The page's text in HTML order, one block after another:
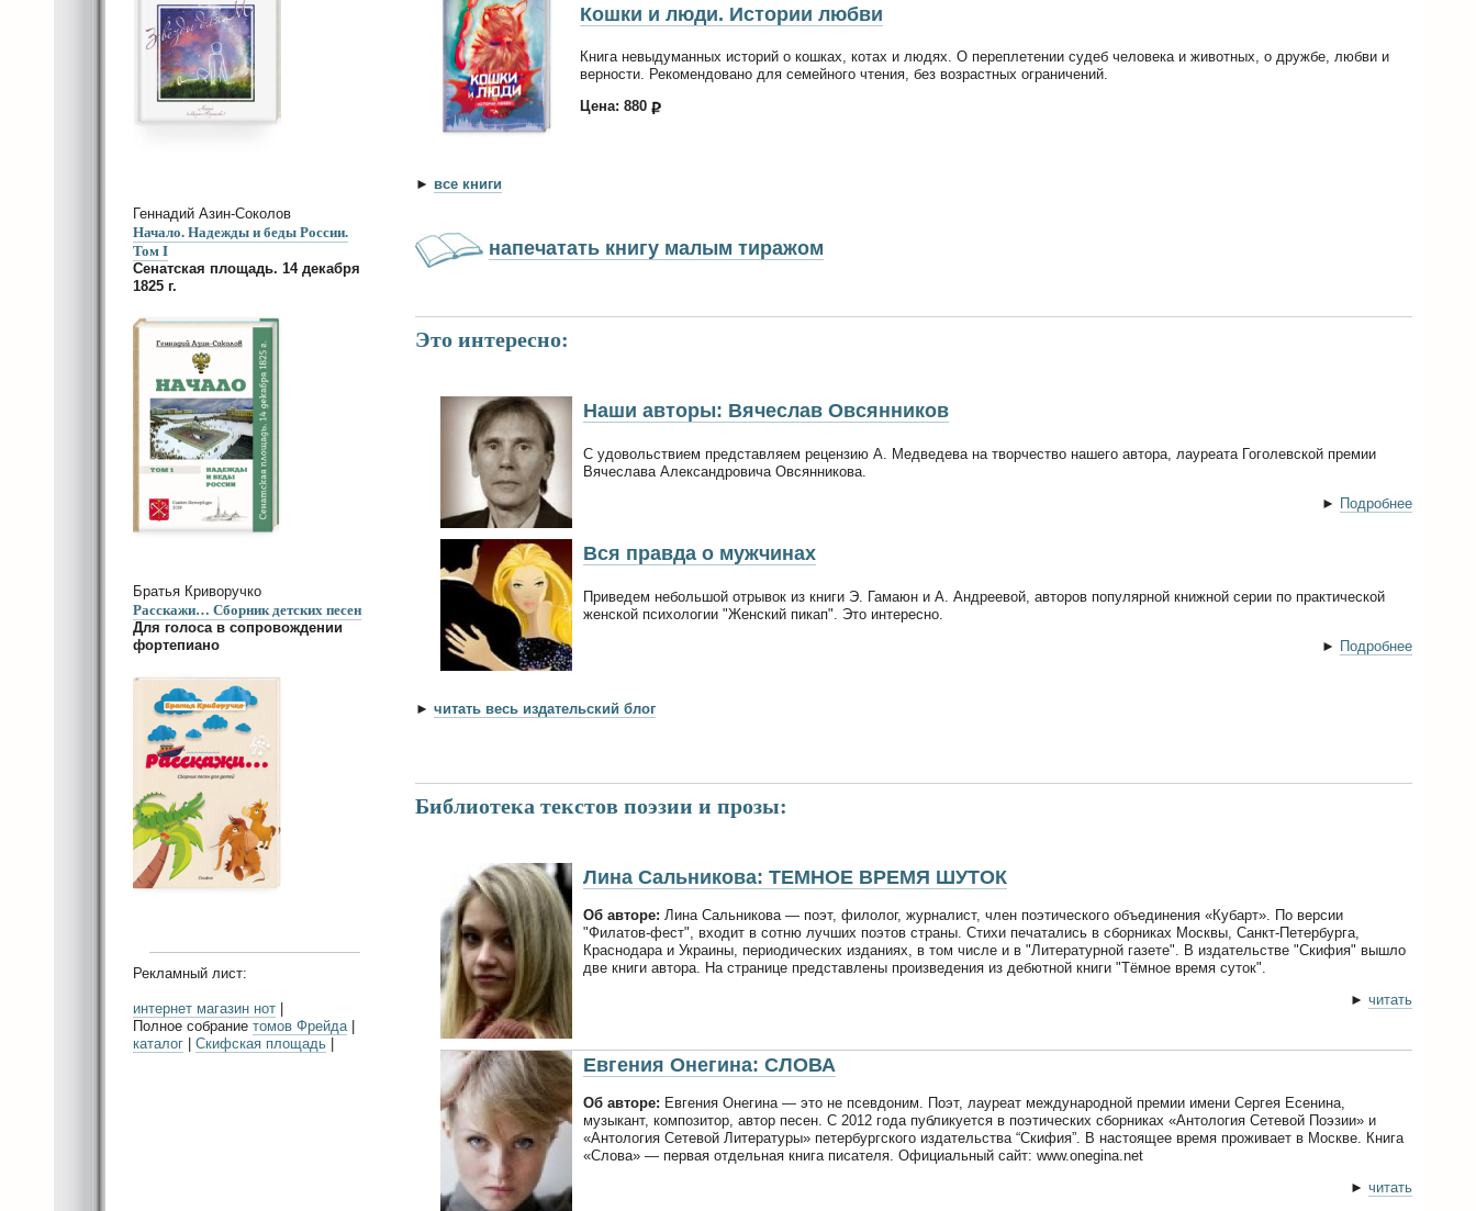
Кошки и люди. Истории любви
Книга невыдуманных историй о кошках, котах и людях. О переплетении судеб человека и животных, о дружбе, любви и
верности. Рекомендовано для семейного чтения, без возрастных ограничений.
Цена: 880
► все книги
напечатать книгу малым тиражом
Это интересно:
Наши авторы: Вячеслав Овсянников
С удовольствием представляем рецензию А. Медведева на творчество нашего автора, лауреата Гоголевской премии
Вячеслава Александровича Овсянникова.
► Подробнее
Вся правда о мужчинах
Приведем небольшой отрывок из книги Э. Гамаюн и А. Андреевой, авторов популярной книжной серии по практической
женской психологии "Женский пикап". Это интересно.
► Подробнее
► читать весь издательский блог
Библиотека текстов поэзии и прозы:
Лина Сальникова: ТЕМНОЕ ВРЕМЯ ШУТОК
Об авторе: Лина Сальникова — поэт, филолог, журналист, член поэтического объединения «Кубарт». По версии
"Филатов-фест", входит в сотню лучших поэтов страны. Стихи печатались в сборниках Москвы, Санкт-Петербурга,
Краснодара и Украины, периодических изданиях, в том числе и в "Литературной газете". В издательстве "Скифия" вышло
две книги автора. На странице представлены произведения из дебютной книги "Тёмное время суток".
► читать
Евгения Онегина: СЛОВА
Об авторе: Евгения Онегина — это не псевдоним. Поэт, лауреат международной премии имени Сергея Есенина,
музыкант, композитор, автор песен. С 2012 года публикуется в поэтических сборниках «Антология Сетевой Поэзии» и
«Антология Сетевой Литературы» петербургского издательства “Скифия”. В настоящее время проживает в Москве. Книга
«Слова» — первая отдельная книга писателя. Официальный сайт: www.onegina.net
► читать
Геннадий Азин-Соколов
Начало. Надежды и беды России.
Том I
Сенатская площадь. 14 декабря
1825 г.
Братья Криворучко
Расскажи… Сборник детских песен
Для голоса в сопровождении
фортепиано
Рекламный лист:
интернет магазин нот
Полное собрание томов Фрейда|
каталог
Скифская площадь